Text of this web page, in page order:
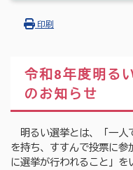
印刷
令和8年度明る
のお知らせ
明るい選挙とは、「一人
を持ち、すすんで投票に
に選挙が行われること」を